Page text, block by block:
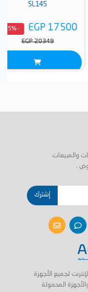
EGP
- 15%
EGP 20349
والمبيعات
.
إشترك
لجميع الأجهزة
المحمولة